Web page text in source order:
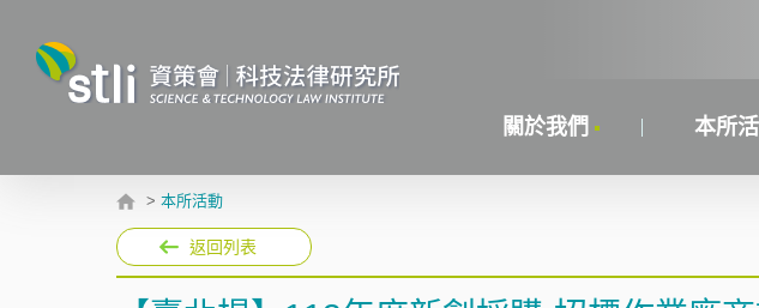
關於我們 本所
> 本所活動
返回列表